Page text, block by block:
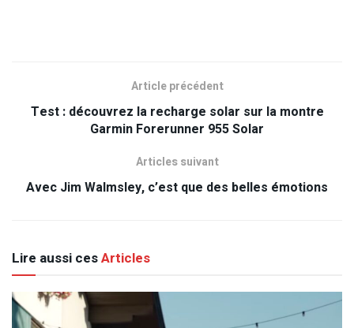
Article précédent
Test : découvrez la recharge solar sur la montre
Garmin Forerunner 955 Solar
Articles suivant
Avec Jim Walmsley, c’est que des belles émotions
Lire aussi cesArticles